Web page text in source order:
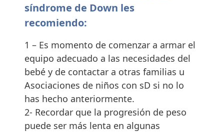
síndrome de Down les
recomiendo:
1 – Es momento de comenzar a armar el
equipo adecuado a las necesidades del
bebé y de contactar a otras familias u
Asociaciones de niños con sD si no lo
has hecho anteriormente.
2- Recordar que la progresión de peso
puede ser más lenta en algunas